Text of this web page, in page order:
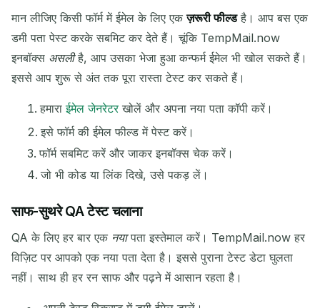
मान लीजिए किसी फॉर्म में ईमेल के लिए एकज़रूरी फील्डहै। आप बस एक
डमी पता पेस्ट करके सबमिट कर देते हैं। चूंकि TempMail.now
इनबॉक्स असलीहै, आप उसका भेजा हुआ कन्फर्म ईमेल भी खोल सकते हैं।
इससे आप शुरू से अंत तक पूरा रास्ता टेस्ट कर सकते हैं।
हमाराईमेल जेनरेटरखोलें और अपना नया पता कॉपी करें।
इसे फॉर्म की ईमेल फील्ड में पेस्ट करें।
फॉर्म सबमिट करें और जाकर इनबॉक्स चेक करें।
जो भी कोड या लिंक दिखे, उसे पकड़ लें।
साफ-सुथरे QA टेस्ट चलाना
QA के लिए हर बार एक नयापता इस्तेमाल करें। TempMail.now हर
विज़िट पर आपको एक नया पता देता है। इससे पुराना टेस्ट डेटा घुलता
नहीं। साथ ही हर रन साफ और पढ़ने में आसान रहता है।